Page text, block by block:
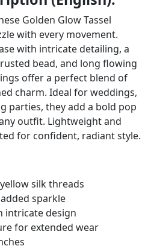
Golden Glow Tassel
with every movement.
with intricate detailing, a
bead, and long flowing
offer a perfect blend of
charm. Ideal for weddings,
parties, they add a bold pop
outfit. Lightweight and
for confident, radiant style.
silk threads
sparkle
intricate design
for extended wear